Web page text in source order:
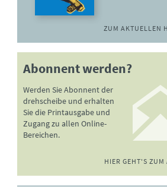
ZUM AKTUELLEN
Abonnent werden?
Werden Sie Abonnent der
drehscheibe und erhalten
Sie die Printausgabe und
Zugang zu allen Online-
Bereichen.
HIER GEHT'S ZUM